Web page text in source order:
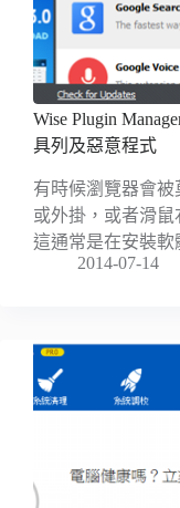
Wise Plugin
具列及惡意程式
有時候瀏覽器會被
或外掛，或者滑鼠
這通常是在安裝
2014-07-14